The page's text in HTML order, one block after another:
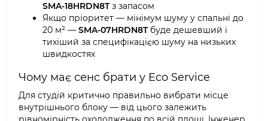
SMA-18HRDN8Tз запасом
Якщо пріоритет — мінімум шуму у спальні до
20 м² — SMA-07HRDN8Tбуде дешевший і
тихіший за специфікацією шуму на низьких
швидкостях
Чому має сенс брати у Eco Service
Для студій критично правильно вибрати місце
внутрішнього блоку — від цього залежить